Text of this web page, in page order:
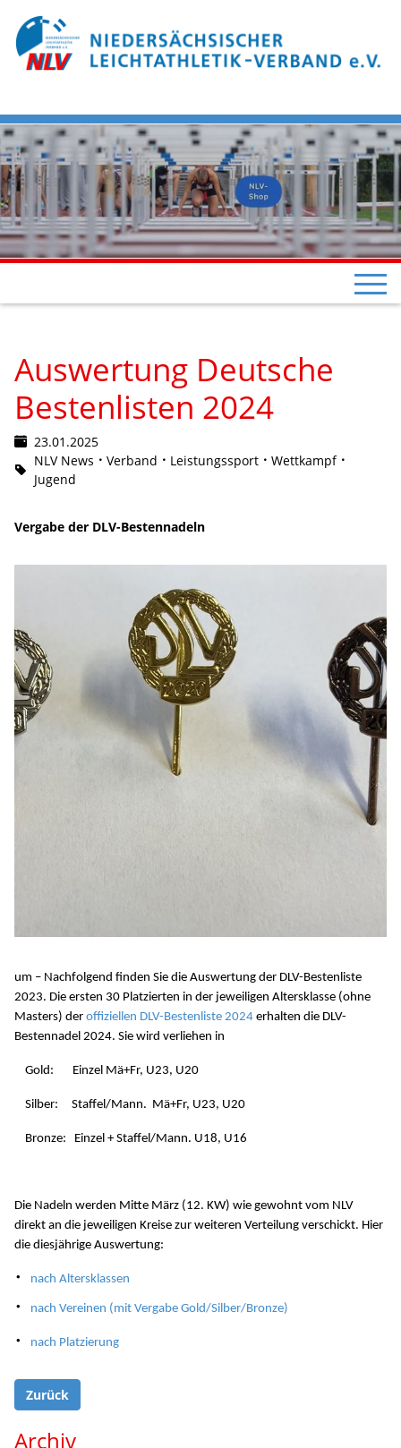
Auswertung Deutsche
Bestenlisten 2024
23.01.2025
NLV News
Verband Leistungssport
Wettkampf
Jugend
Vergabe der DLV-Bestennadeln
um – Nachfolgend finden Sie die Auswertung der DLV-Bestenliste
2023. Die ersten 30 Platzierten in der jeweiligen Altersklasse (ohne
Masters) der offiziellen DLV-Bestenliste 2024 erhalten die DLV-
Bestennadel 2024. Sie wird verliehen in
Gold: Einzel Mä+Fr, U23, U20
Silber: Staffel/Mann. Mä+Fr, U23, U20
Bronze: Einzel + Staffel/Mann. U18, U16
Die Nadeln werden Mitte März (12. KW) wie gewohnt vom NLV
direkt an die jeweiligen Kreise zur weiteren Verteilung verschickt. Hier
die diesjährige Auswertung:
nach Altersklassen
nach Vereinen (mit Vergabe Gold/Silber/Bronze)
nach Platzierung
Zurück
Archiv